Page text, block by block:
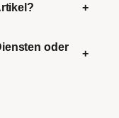
+
oder
+